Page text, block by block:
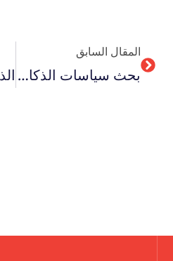
المقال السابق
بحث سياسات الذكاء الاصطناعي وتطبيقاته في التعليم العالي